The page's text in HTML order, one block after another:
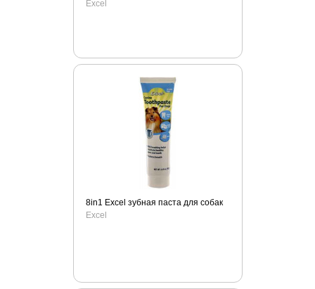
подвижности суставов
Excel
8in1 Excel зубная паста для собак
Excel